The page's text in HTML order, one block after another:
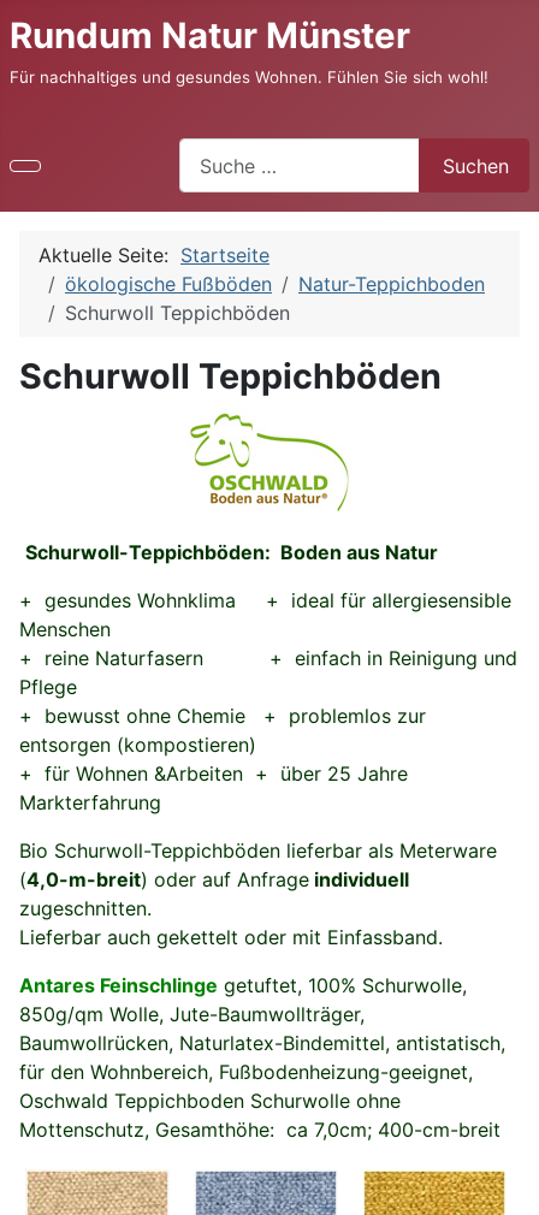
Rundum Natur Münster
Für nachhaltiges und gesundes Wohnen. Fühlen Sie sich wohl!
Suchen
Aktuelle Seite: Startseite
ökologische Fußböden
Natur-Teppichboden
Schurwoll Teppichböden
Schurwoll Teppichböden
Schurwoll-Teppichböden: Boden aus Natur
+ gesundes Wohnklima + ideal für allergiesensible
Menschen
+ reine Naturfasern + einfach in Reinigung und
Pflege
+ bewusst ohne Chemie + problemlos zur
entsorgen (kompostieren)
+ für Wohnen &Arbeiten + über 25 Jahre
Markterfahrung
Bio Schurwoll-Teppichböden lieferbar als Meterware
(4,0-m-breit) oder auf Anfrage individuell
zugeschnitten.
Lieferbar auch gekettelt oder mit Einfassband.
Antares Feinschlinge getuftet, 100% Schurwolle,
850g/qm Wolle, Jute-Baumwollträger,
Baumwollrücken, Naturlatex-Bindemittel, antistatisch,
für den Wohnbereich, Fußbodenheizung-geeignet,
Oschwald Teppichboden Schurwolle ohne
Mottenschutz, Gesamthöhe: ca 7,0cm; 400-cm-breit